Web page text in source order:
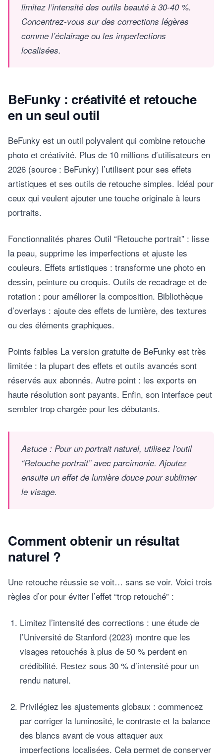
limitez l’intensité des outils beauté à 30-40 %.
Concentrez-vous sur des corrections légères
comme l’éclairage ou les imperfections
localisées.
BeFunky : créativité et retouche
en un seul outil
BeFunky est un outil polyvalent qui combine retouche
photo et créativité. Plus de 10 millions d’utilisateurs en
2026 (source : BeFunky) l’utilisent pour ses effets
artistiques et ses outils de retouche simples. Idéal pour
ceux qui veulent ajouter une touche originale à leurs
portraits.
Fonctionnalités phares Outil “Retouche portrait” : lisse
la peau, supprime les imperfections et ajuste les
couleurs. Effets artistiques : transforme une photo en
dessin, peinture ou croquis. Outils de recadrage et de
rotation : pour améliorer la composition. Bibliothèque
d’overlays : ajoute des effets de lumière, des textures
ou des éléments graphiques.
Points faibles La version gratuite de BeFunky est très
limitée : la plupart des effets et outils avancés sont
réservés aux abonnés. Autre point : les exports en
haute résolution sont payants. Enfin, son interface peut
sembler trop chargée pour les débutants.
Astuce : Pour un portrait naturel, utilisez l’outil
“Retouche portrait” avec parcimonie. Ajoutez
ensuite un effet de lumière douce pour sublimer
le visage.
Comment obtenir un résultat
naturel ?
Une retouche réussie se voit… sans se voir. Voici trois
règles d’or pour éviter l’effet “trop retouché” :
Limitez l’intensité des corrections : une étude de
l’Université de Stanford (2023) montre que les
visages retouchés à plus de 50 % perdent en
crédibilité. Restez sous 30 % d’intensité pour un
rendu naturel.
Privilégiez les ajustements globaux : commencez
par corriger la luminosité, le contraste et la balance
des blancs avant de vous attaquer aux
imperfections localisées. Cela permet de conserver